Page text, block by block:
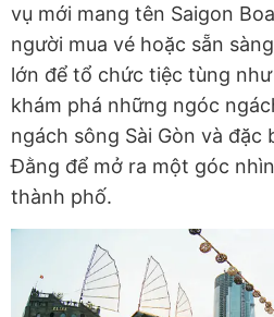
vụ mới mang tên Saigon
người mua vé hoặc sẵn
lớn để tổ chức tiệc tùng
khám phá những ngóc
ngách sông Sài Gòn và đặc
Đằng để mở ra một góc
thành phố.